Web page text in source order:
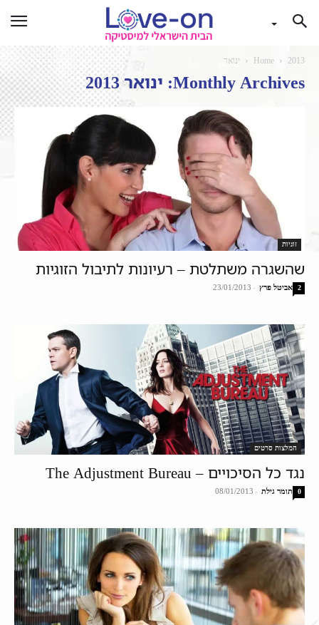
Home 2013 ינואר
Monthly Archives: ינואר 2013
זוגיות
שהשגרה משתלטת – רעיונות לתיבול הזוגיות
אביטל פרץ -
23/01/2013 2
המלצות סרטים
נגד כל הסיכויים – The Adjustment Bureau
תומר גילת -
08/01/2013 0